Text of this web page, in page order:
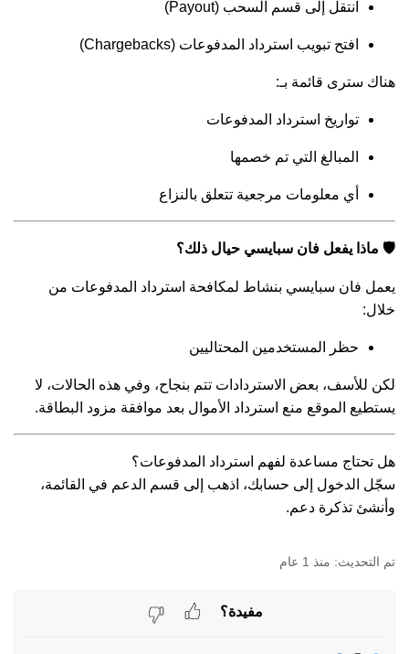
انتقل إلى قسم السحب (Payout)
افتح تبويب استرداد المدفوعات (Chargebacks)
هناك سترى قائمة بـ:
تواريخ استرداد المدفوعات
المبالغ التي تم خصمها
أي معلومات مرجعية تتعلق بالنزاع
🛡️ ماذا يفعل فان سبايسي حيال ذلك؟
يعمل فان سبايسي بنشاط لمكافحة استرداد المدفوعات من
خلال:
حظر المستخدمين المحتاليين
لكن للأسف، بعض الاستردادات تتم بنجاح، وفي هذه الحالات، لا
يستطيع الموقع منع استرداد الأموال بعد موافقة مزود البطاقة.
هل تحتاج مساعدة لفهم استرداد المدفوعات؟
سجّل الدخول إلى حسابك، اذهب إلى قسم الدعم في القائمة،
وأنشئ تذكرة دعم.
منذ 1 عام
مفيدة؟